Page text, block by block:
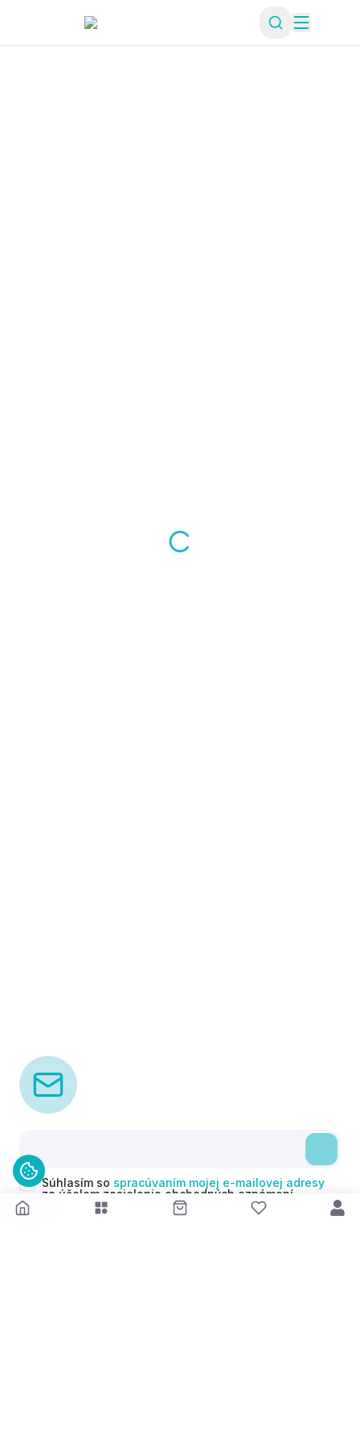
Súhlasím so spracúvaním mojej e-mailovej adresy
za účelom zasielania obchodných oznámení
(newsletterov) v súlade s čl. 6 ods. 1 písm. a)
Nariadenia GDPR. Svoj súhlas môžem kedykoľvek